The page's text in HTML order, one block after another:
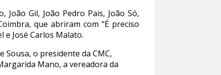
Gil, João Pedro Pais, João Só,
que abriram com “É preciso
e José Carlos Malato.
o presidente da CMC,
Mano, a vereadora da